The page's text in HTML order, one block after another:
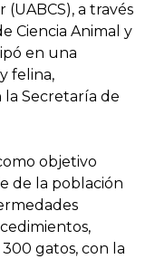
a través
Ciencia Animal y
en una
felina,
Secretaría de
objetivo
de la población
gatos, con la